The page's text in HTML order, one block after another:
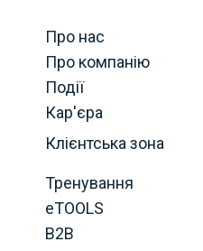
Про нас
Про компанію
Події
Кар'єра
Клієнтська зона
Тренування
eTOOLS
B2B